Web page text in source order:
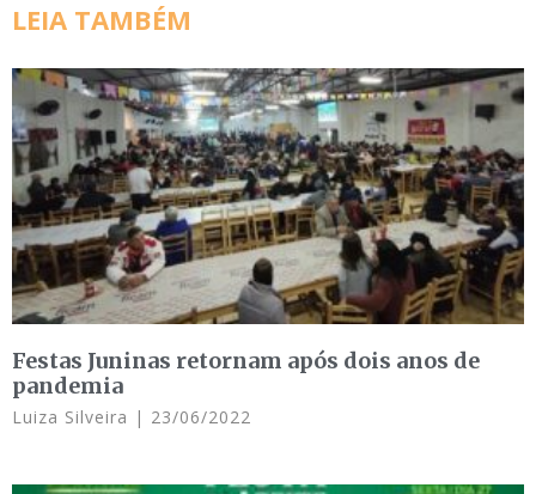
LEIA TAMBÉM
Festas Juninas retornam após dois anos de
pandemia
Luiza Silveira 23/06/2022